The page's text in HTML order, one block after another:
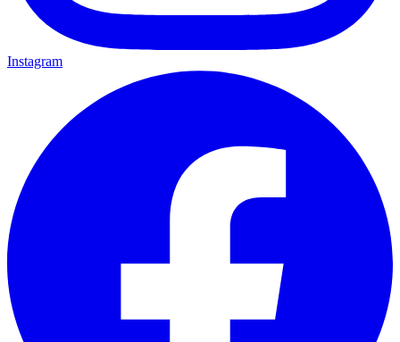
Instagram